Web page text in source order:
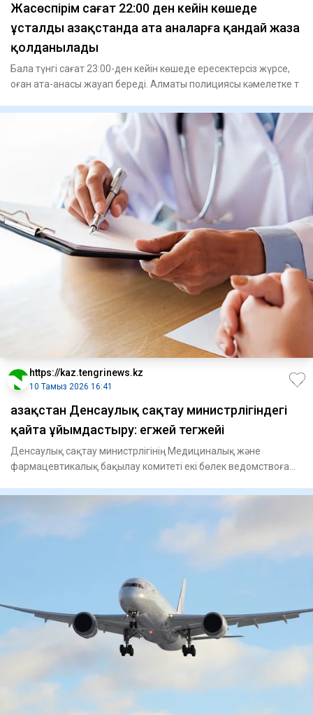
Жасөспірім сағат 22:00 ден кейін көшеде
ұсталды Қазақстанда ата аналарға қандай жаза
қолданылады
Бала түнгі сағат 23:00-ден кейін көшеде ересектерсіз жүрсе,
оған ата-анасы жауап береді. Алматы полициясы кәмелетке т
https://kaz.tengrinews.kz
10 Тамыз 2026 16:41
Қазақстан Денсаулық сақтау министрлігіндегі
қайта ұйымдастыру: егжей тегжейі
Денсаулық сақтау министрлігінің Медициналық және
фармацевтикалық бақылау комитеті екі бөлек ведомствоға